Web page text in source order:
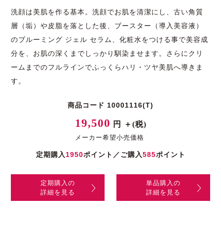
洗顔は美肌を作る基本。洗顔でお肌を清潔にし、古い角質
層（垢）や皮脂を落とした後、ブースター（導入美容液）
のブルーミング ジェル セラム、化粧水をつける事で美容成
分を、お肌の深くまでしっかり馴染ませます。さらにクリ
ームまでのフルラインでふっくらハリ・ツヤ美肌へ導きま
す。
商品コード 10001116(T)
19,500 円 ＋(税)
メーカー希望小売価格
定期購入 1950ポイント／ご購入585ポイント
定期購入の
詳細を見る
単品購入の
詳細を見る